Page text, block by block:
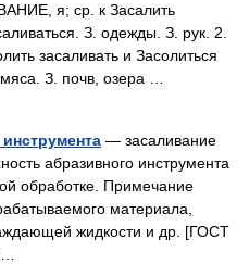
я; ср. к Засалить
З. одежды. З. рук. 2.
засаливать и Засолиться
З. почв, озера …
— засаливание
абразивного инструмента
обработке. Примечание
материала,
жидкости и др. [ГОСТ